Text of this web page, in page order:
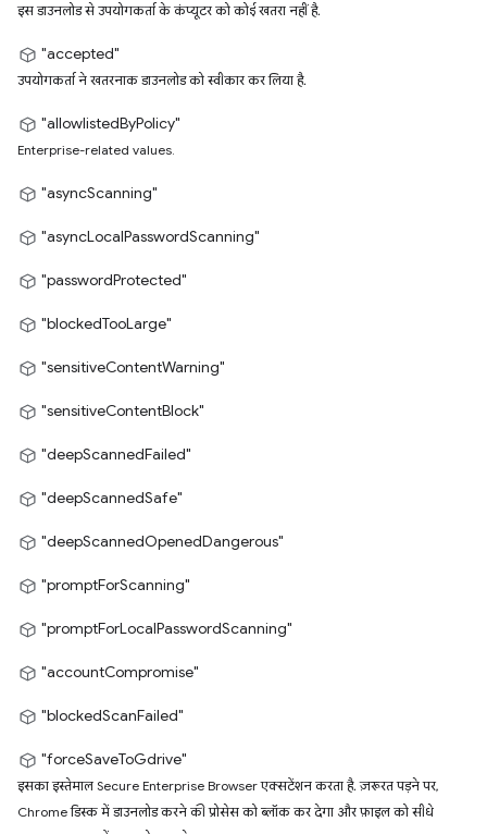
इस डाउनलोड से उपयोगकर्ता के कंप्यूटर को कोई खतरा नहीं है.
"accepted"
उपयोगकर्ता ने खतरनाक डाउनलोड को स्वीकार कर लिया है.
"allowlistedByPolicy"
Enterprise-related values.
"asyncScanning"
"asyncLocalPasswordScanning"
"passwordProtected"
"blockedTooLarge"
"sensitiveContentWarning"
"sensitiveContentBlock"
"deepScannedFailed"
"deepScannedSafe"
"deepScannedOpenedDangerous"
"promptForScanning"
"promptForLocalPasswordScanning"
"accountCompromise"
"blockedScanFailed"
"forceSaveToGdrive"
इसका इस्तेमाल Secure Enterprise Browser एक्सटेंशन करता है. ज़रूरत पड़ने पर,
Chrome डिस्क में डाउनलोड करने की प्रोसेस को ब्लॉक कर देगा और फ़ाइल को सीधे